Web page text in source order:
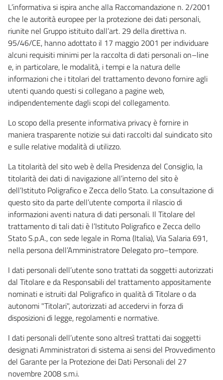
L’informativa si ispira anche alla Raccomandazione n. 2/2001
che le autorità europee per la protezione dei dati personali,
riunite nel Gruppo istituito dall’art. 29 della direttiva n.
95/46/CE, hanno adottato il 17 maggio 2001 per individuare
alcuni requisiti minimi per la raccolta di dati personali on–line
e, in particolare, le modalità, i tempi e la natura delle
informazioni che i titolari del trattamento devono fornire agli
utenti quando questi si collegano a pagine web,
indipendentemente dagli scopi del collegamento.
Lo scopo della presente informativa privacy è fornire in
maniera trasparente notizie sui dati raccolti dal suindicato sito
e sulle relative modalità di utilizzo.
La titolarità del sito web è della Presidenza del Consiglio, la
titolarità dei dati di navigazione all’interno del sito è
dell’Istituto Poligrafico e Zecca dello Stato. La consultazione di
questo sito da parte dell’utente comporta il rilascio di
informazioni aventi natura di dati personali. Il Titolare del
trattamento di tali dati è l’Istituto Poligrafico e Zecca dello
Stato S.p.A., con sede legale in Roma (Italia), Via Salaria 691,
nella persona dell’Amministratore Delegato pro–tempore.
I dati personali dell’utente sono trattati da soggetti autorizzati
dal Titolare e da Responsabili del trattamento appositamente
nominati e istruiti dal Poligrafico in qualità di Titolare o da
autonomi "Titolari", autorizzati ad accedervi in forza di
disposizioni di legge, regolamenti e normative.
I dati personali dell’utente sono altresì trattati dai soggetti
designati Amministratori di sistema ai sensi del Provvedimento
del Garante per la Protezione dei Dati Personali del 27
novembre 2008 s.m.i.